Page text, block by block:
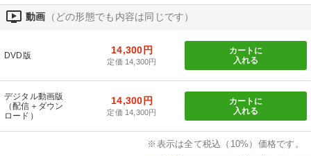
2025年春季全国経営者セミナー収録講演ＣＤ・講演ＤＶＤ・デジ
《強い財務を実践する経営者》講話４選
【最新刊】精神科医・和田秀樹の「老いない力」＋健康な社長と
会社をつくる厳選講話
2026年春季全国経営者セミナー収録講演ＣＤ・講演ＤＶＤ・デジ
タル版（音声／動画ストリーミング・ダウンロード）
ondemand_video 動画 （どの形態でも内容は同じです）
DVD版 14,300円
定価 14,300円
カートに
入れる
デジタル動画版
（配信＋ダウン
ロード）
14,300円
定価 14,300円
カートに
入れる
※表示は全て税込（10%）価格です。